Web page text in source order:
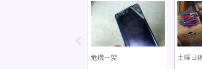
危機一髪 土曜日